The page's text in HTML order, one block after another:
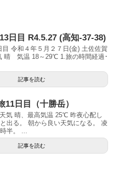
日目 R4.5.27 (高知-37-38)
目 令和４年５月２７日(金) 土佐佐賀
晴 気温 18～29℃ 1.旅の時間経過･
記事を読む
11日目（十勝岳）
気 晴、最高気温 25℃ 昨夜心配し
出る。 朝から良い天気になる。 凌
半。 ...
記事を読む